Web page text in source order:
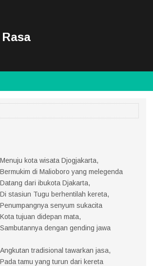
Menuju kota wisata Djogjakarta,
Bermukim di Malioboro yang melegenda
Datang dari ibukota Djakarta,
Di stasiun Tugu berhentilah kereta,
Penumpangnya senyum sukacita
Kota tujuan didepan mata,
Sambutannya dengan gending jawa
Angkutan tradisional tawarkan jasa,
Pada tamu yang turun dari kereta